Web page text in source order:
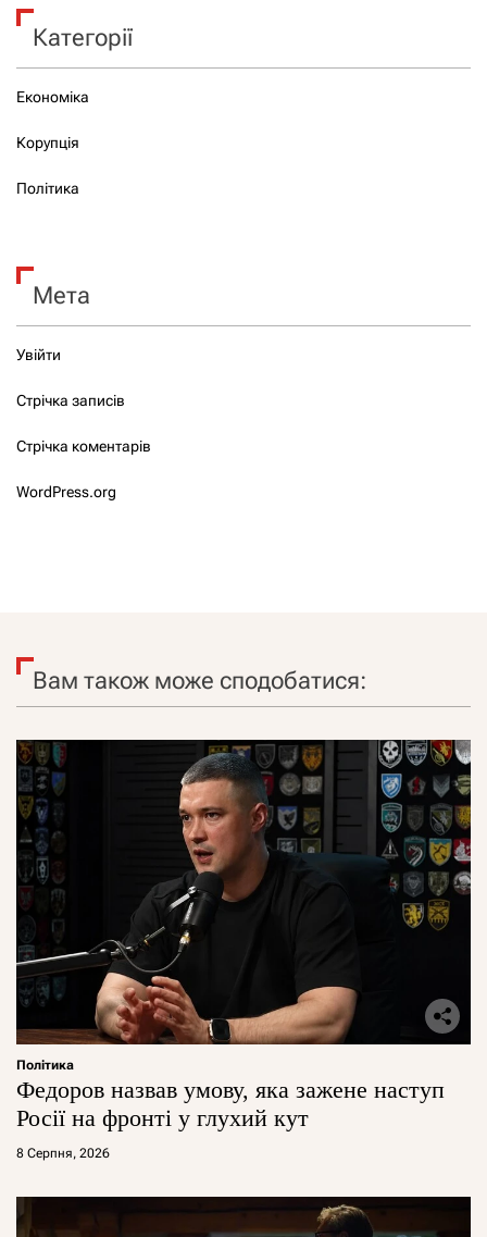
Категорії
Економіка
Корупція
Політика
Мета
Увійти
Стрічка записів
Стрічка коментарів
WordPress.org
Вам також може сподобатися:
Політика
Федоров назвав умову, яка зажене наступ
Росії на фронті у глухий кут
8 Серпня, 2026